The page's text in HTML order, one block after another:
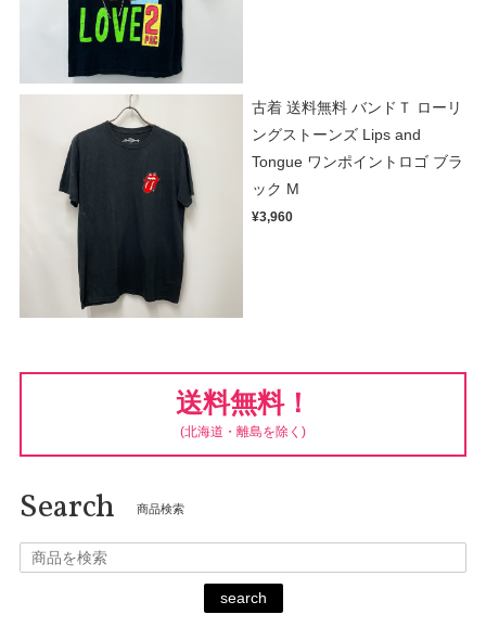
古着 送料無料 バンドＴ ローリ
ングストーンズ Lips and
Tongue ワンポイントロゴ ブラ
ック M
¥3,960
送料無料！
(北海道・離島を除く)
Search 商品検索
search